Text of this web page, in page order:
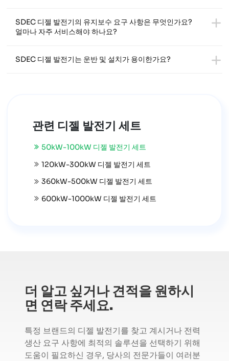
SDEC 디젤 발전기의 유지보수 요구 사항은 무엇인가요?
얼마나 자주 서비스해야 하나요?
SDEC 디젤 발전기는 운반 및 설치가 용이한가요?
관련 디젤 발전기 세트
50kW-100kW 디젤 발전기 세트
120kW-300kW 디젤 발전기 세트
360kW-500kW 디젤 발전기 세트
600kW-1000kW 디젤 발전기 세트
더 알고 싶거나 견적을 원하시
면 연락 주세요.
특정 브랜드의 디젤 발전기를 찾고 계시거나 전력
생산 요구 사항에 최적의 솔루션을 선택하기 위해
도움이 필요하신 경우, 당사의 전문가들이 여러분